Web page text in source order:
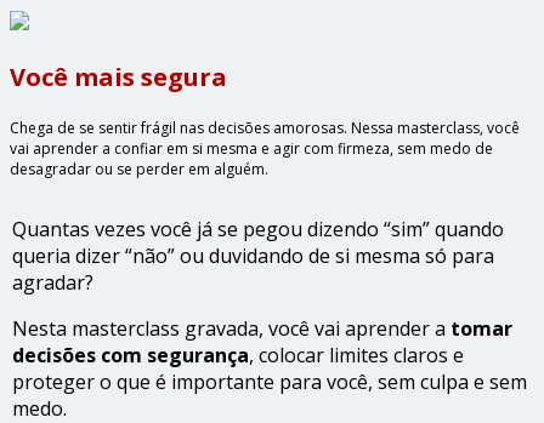
Você mais segura
Chega de se sentir frágil nas decisões amorosas. Nessa masterclass, você
vai aprender a confiar em si mesma e agir com firmeza, sem medo de
desagradar ou se perder em alguém.
Quantas vezes você já se pegou dizendo “sim” quando
queria dizer “não” ou duvidando de si mesma só para
agradar?
Nesta masterclass gravada, você vai aprender a tomar
decisões com segurança, colocar limites claros e
proteger o que é importante para você, sem culpa e sem
medo.